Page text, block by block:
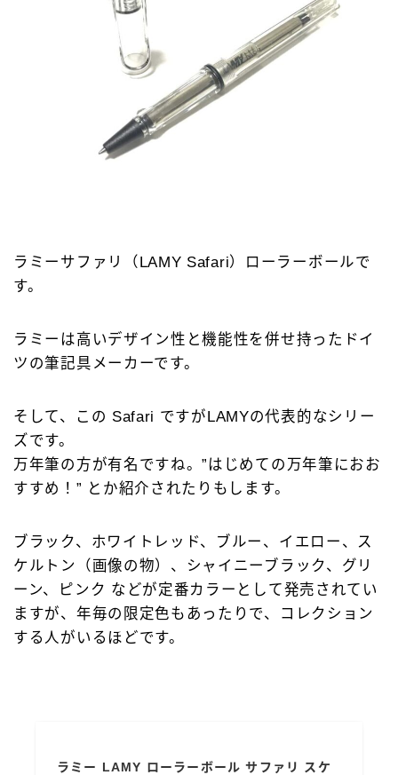
ラミーサファリ（LAMY Safari）ローラーボールで
す。
ラミーは高いデザイン性と機能性を併せ持ったドイ
ツの筆記具メーカーです。
そして、この Safari ですがLAMYの代表的なシリー
ズです。
万年筆の方が有名ですね。”はじめての万年筆におお
すすめ！” とか紹介されたりもします。
ブラック、ホワイトレッド、ブルー、イエロー、ス
ケルトン（画像の物）、シャイニーブラック、グリ
ーン、ピンク などが定番カラーとして発売されてい
ますが、年毎の限定色もあったりで、コレクション
する人がいるほどです。
ラミー LAMY ローラーボール サファリ スケ